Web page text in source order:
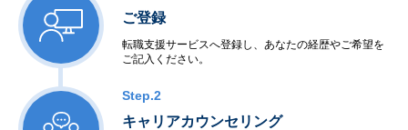
ご登録
転職支援サービスへ登録し、あなたの経歴やご希望を
ご記入ください。
Step.2
キャリアカウンセリング